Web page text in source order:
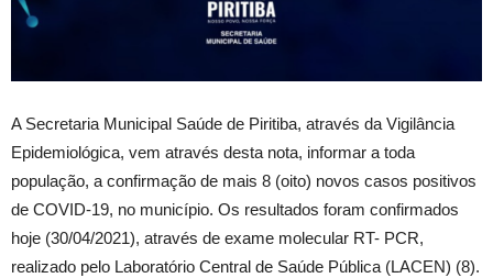
A Secretaria Municipal Saúde de Piritiba, através da Vigilância
Epidemiológica, vem através desta nota, informar a toda
população, a confirmação de mais 8 (oito) novos casos positivos
de COVID-19, no município. Os resultados foram confirmados
hoje (30/04/2021), através de exame molecular RT- PCR,
realizado pelo Laboratório Central de Saúde Pública (LACEN) (8).